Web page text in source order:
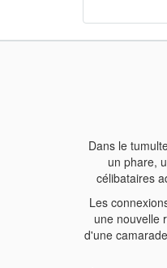
Dans le
un phare,
célibataires
Les
une nouvelle
d'une